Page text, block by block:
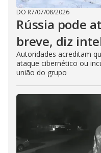
DO R7/07/08/2026
Rússia pode
breve, diz
Autoridades acreditam
ataque cibernético ou
união do grupo